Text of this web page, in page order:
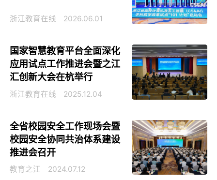
浙江教育在线 2026.06.01
国家智慧教育平台全面深化
应用试点工作推进会暨之江
汇创新大会在杭举行
浙江教育在线 2025.12.04
全省校园安全工作现场会暨
校园安全协同共治体系建设
推进会召开
教育之江 2024.07.12